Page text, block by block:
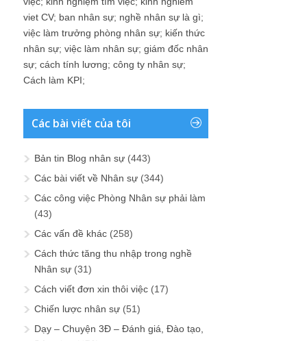
viet CV; ban nhân sự; nghề nhân sự là gì;
việc làm trưởng phòng nhân sự; kiến thức
nhân sự; việc làm nhân sự; giám đốc nhân
sự; cách tính lương; công ty nhân sự;
Cách làm KPI;
Các bài viết của tôi
Bản tin Blog nhân sự (443)
Các bài viết về Nhân sự (344)
Các công việc Phòng Nhân sự phải làm
(43)
Các vấn đề khác (258)
Cách thức tăng thu nhập trong nghề
Nhân sự (31)
Cách viết đơn xin thôi việc (17)
Chiến lược nhân sự (51)
Dạy – Chuyện 3Đ – Đánh giá, Đào tạo,